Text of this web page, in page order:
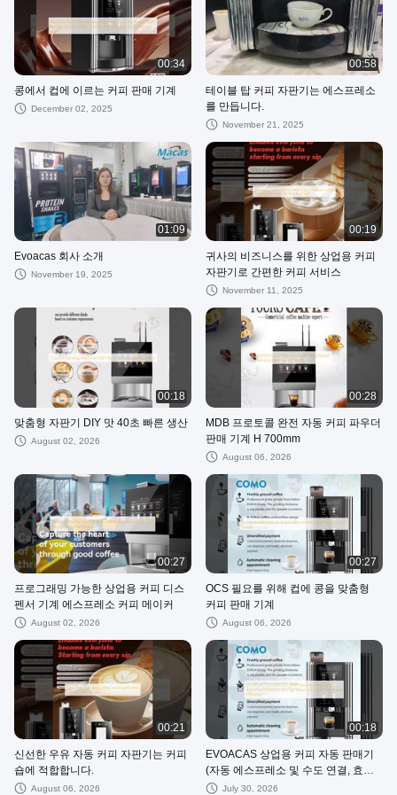
00:34
콩에서 컵에 이르는 커피 판매 기계
December 02, 2025
00:58
테이블 탑 커피 자판기는 에스프레소
를 만듭니다.
November 21, 2025
01:09
Evoacas 회사 소개
November 19, 2025
00:19
귀사의 비즈니스를 위한 상업용 커피
자판기로 간편한 커피 서비스
November 11, 2025
00:18
맞춤형 자판기 DIY 맛 40초 빠른 생산
August 02, 2026
00:28
MDB 프로토콜 완전 자동 커피 파우더
판매 기계 H 700mm
August 06, 2026
00:27
프로그래밍 가능한 상업용 커피 디스
펜서 기계 에스프레소 커피 메이커
August 02, 2026
00:27
OCS 필요를 위해 컵에 콩을 맞춤형
커피 판매 기계
August 06, 2026
00:21
신선한 우유 자동 커피 자판기는 커피
숍에 적합합니다.
August 06, 2026
00:18
EVOACAS 상업용 커피 자동 판매기
(자동 에스프레소 및 수도 연결, 효율
성) July 30, 2026